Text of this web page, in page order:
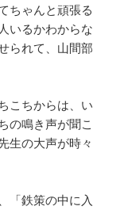
ちゃんと頑張る
いるかわからな
られて、山間部
こちからは、い
の鳴き声が聞こ
生の大声が時々
「鉄策の中に入